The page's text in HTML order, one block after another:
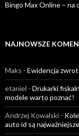
Bingo Max Online – na
NAJNOWSZE
Maks - Ewidencja
etaniel - Drukarki
modele warto poznać!
Andrzej Kowalski -
auto id są